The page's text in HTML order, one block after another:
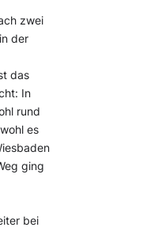
zwei
der
das
In
rund
es
ging
bei